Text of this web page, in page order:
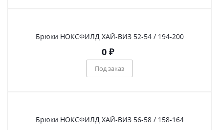
Брюки НОКСФИЛД ХАЙ-ВИЗ 52-54 / 194-200
0 ₽
Под заказ
Брюки НОКСФИЛД ХАЙ-ВИЗ 56-58 / 158-164